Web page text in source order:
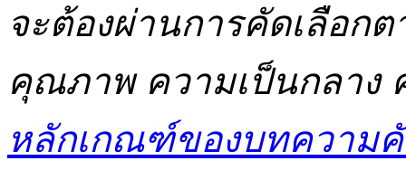
จะต้องผ่านการคัดเลือก
คุณภาพ ความเป็นกลาง
หลักเกณฑ์ของบทความ